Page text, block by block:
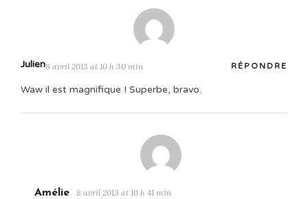
Julien8 avril 2013 at 10 h 30 min RÉPONDRE
Waw il est magnifique ! Superbe, bravo.
Amélie 8 avril 2013 at 10 h 41 min